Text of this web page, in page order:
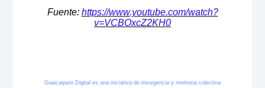
Fuente: https://www.youtube.com/watch?
v=VCBOxcZ2KH0
Guaicaipuro Digital es una iniciativa de insurgencia y memoria colectiva